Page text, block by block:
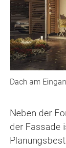
Dach am
Neben der
der Fassade